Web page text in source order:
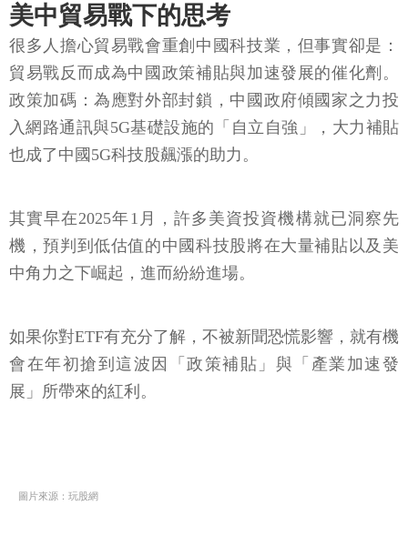
美中貿易戰下的思考
很多人擔心貿易戰會重創中國科技業，但事實卻是：
貿易戰反而成為中國政策補貼與加速發展的催化劑。
政策加碼：為應對外部封鎖，中國政府傾國家之力投
入網路通訊與5G基礎設施的「自立自強」，大力補貼
也成了中國5G科技股飆漲的助力。
其實早在2025年1月，許多美資投資機構就已洞察先
機，預判到低估值的中國科技股將在大量補貼以及美
中角力之下崛起，進而紛紛進場。
如果你對ETF有充分了解，不被新聞恐慌影響，就有機
會在年初搶到這波因「政策補貼」與「產業加速發
展」所帶來的紅利。
圖片來源：玩股網